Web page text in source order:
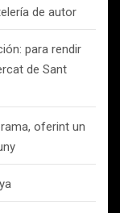
de autor
para rendir
de Sant
oferint un